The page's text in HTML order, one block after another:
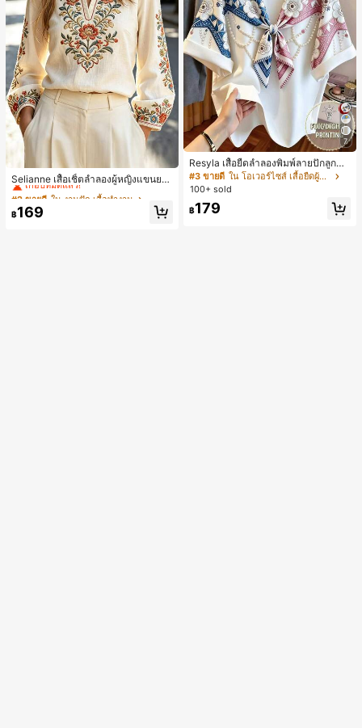
Selianne เสื้อเชิ้ตลำลองผู้หญิงแขนยา
ว คอวีเว้า ลายดอกไม้
#2 ขายดี
ใน งานปัก เสื้อทำงาน
เกือบหมดแล้ว!
#2 ขายดี ใน งานปัก เสื้อทำงาน
เกือบหมดแล้ว!
#2 ขายดี ใน งานปัก เสื้อทำงาน
เกือบหมดแล้ว!
#2 ขายดี
฿169
7
Resyla เสื้อยืดลำลองพิมพ์ลายปักลูกปัด
รูปโบว์ขนาดใหญ่สำหรับผู้หญิง
#3 ขายดี
ใน โอเวอร์ไซส์ เสื้อยืดผู้หญิง
100+ sold
฿179